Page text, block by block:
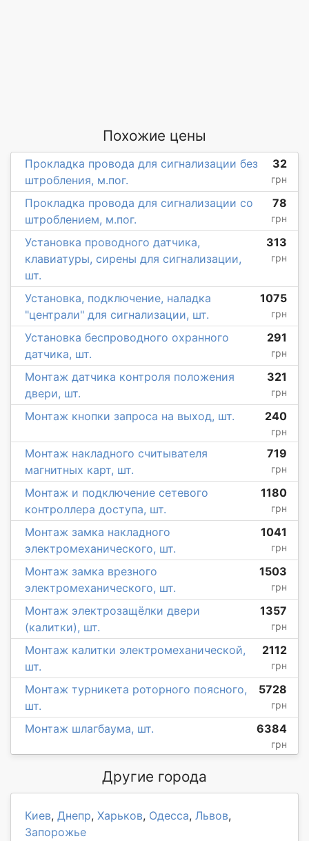
Похожие цены
Прокладка провода для сигнализации без
штробления, м.пог.
32
грн
Прокладка провода для сигнализации со
штроблением, м.пог.
78
грн
Установка проводного датчика,
клавиатуры, сирены для сигнализации,
шт.
313
грн
Установка, подключение, наладка
"централи" для сигнализации, шт.
1075
грн
Установка беспроводного охранного
датчика, шт.
291
грн
Монтаж датчика контроля положения
двери, шт.
321
грн
Монтаж кнопки запроса на выход, шт. 240
грн
Монтаж накладного считывателя
магнитных карт, шт.
719
грн
Монтаж и подключение сетевого
контроллера доступа, шт.
1180
грн
Монтаж замка накладного
электромеханического, шт.
1041
грн
Монтаж замка врезного
электромеханического, шт.
1503
грн
Монтаж электрозащёлки двери
(калитки), шт.
1357
грн
Монтаж калитки электромеханической,
шт.
2112
грн
Монтаж турникета роторного поясного,
шт.
5728
грн
Монтаж шлагбаума, шт. 6384
грн
Другие города
Киев, Днепр, Харьков, Одесса, Львов,
Запорожье